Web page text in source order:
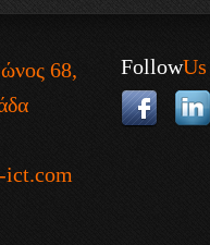
68,
ict.com
FollowUs